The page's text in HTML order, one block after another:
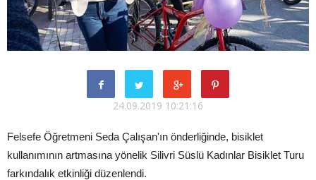
24.09.2019 10:21:16
Felsefe Öğretmeni Seda Çalışan'ın önderliğinde, bisiklet
kullanımının artmasına yönelik Silivri Süslü Kadınlar Bisiklet Turu
farkındalık etkinliği düzenlendi.